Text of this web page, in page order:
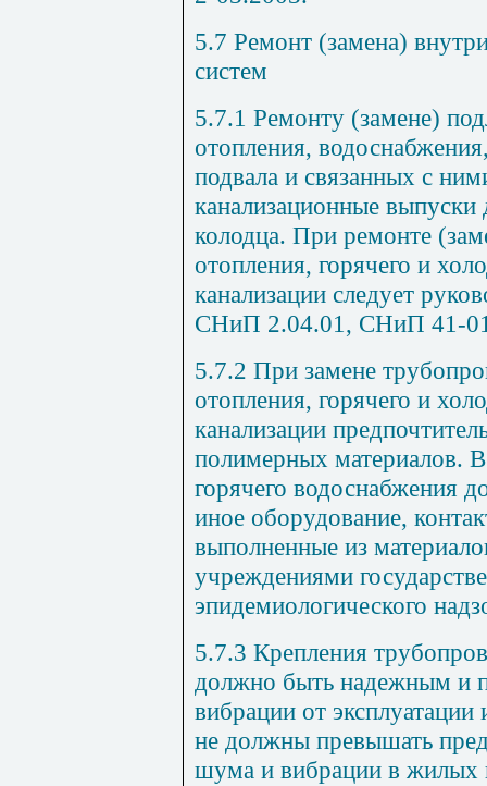
5.7 Ремонт (замена) внутр
систем
5.7.1 Ремонту (замене)
отопления,
подвала и связанных с
канализационные
колодца. При ремонте
отопления, горячего и
канализации следует
СНиП 2.04.01 , СНиП 41-
5.7.2 При замене
отопления, горячего и
канализации
полимерных материалов.
горячего водоснабжения
иное оборудование,
выполненные из
учреждениями
эпидемиологического
5.7.3 Крепления
должно быть надежным и
вибрации от
не должны превышать
шума и вибрации в жилых